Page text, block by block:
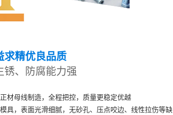
求精优良品质
锈、防腐能力强
材母线制造，全程把控，质量更稳定优越
具，表面光滑细腻，无砂孔、压点咬边、线性拉伤等缺